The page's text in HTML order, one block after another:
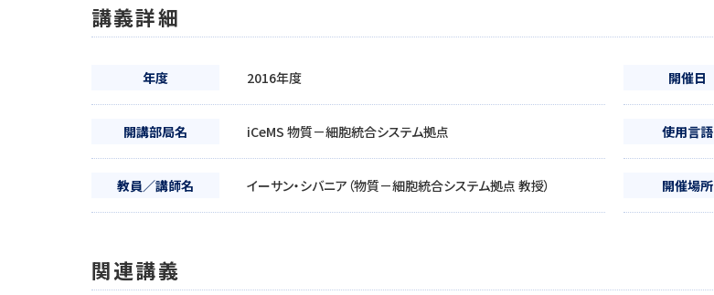
講義詳細
年度 2016年度 開催日
開講部局名 iCeMS 物質－細胞統合システム拠点 使用言語
教員／講師名 イーサン・シバニア（物質－細胞統合システム拠点 教授） 開催場所
関連講義